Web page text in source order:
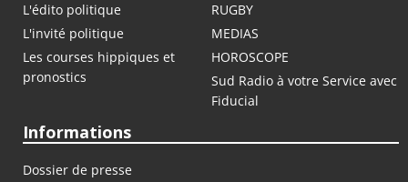
L'édito politique
RUGBY
L'invité politique
MEDIAS
Les courses hippiques et
pronostics
HOROSCOPE
Sud Radio à votre Service avec
Fiducial
Informations
Dossier de presse